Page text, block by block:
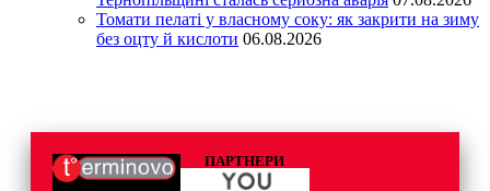
Томати пелаті у власному соку: як закрити на зиму
без оцту й кислоти 06.08.2026
ПАРТНЕРИ